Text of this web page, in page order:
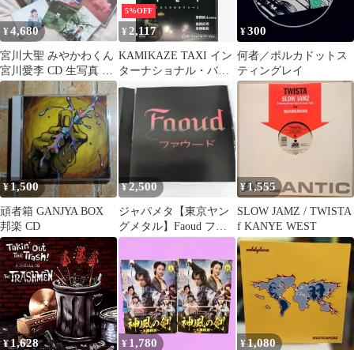
¥4,680
宮川大聖 みやかわくん
宮川愛李 CD 生写真 ま
とめ売り
5%OFF
¥2,117
KAMIKAZE TAXI イン
ターナショナル・バー
ジョン【邦画 中古
DVD】ケース無:: レン
タル落ち
¥300
何者／ポルカドットス
ティングレイ
¥1,500
頑者箱 GANJYA BOX
邦楽 CD
¥ 2,500
ジャパメタ【東京ヤン
グメタル】Faoud ファ
ウード
¥1,555
SLOW JAMZ / TWISTA
f KANYE WEST
¥1,628 ¥ 1,780 ¥1,080